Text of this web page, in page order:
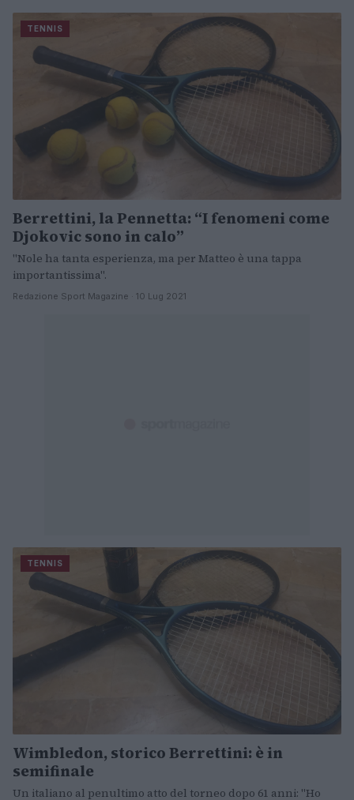
TENNIS
Berrettini, la Pennetta: “I fenomeni come
Djokovic sono in calo”
"Nole ha tanta esperienza, ma per Matteo è una tappa
importantissima".
Redazione Sport Magazine · 10 Lug 2021
TENNIS
Wimbledon, storico Berrettini: è in
semifinale
Un italiano al penultimo atto del torneo dopo 61 anni: "Ho